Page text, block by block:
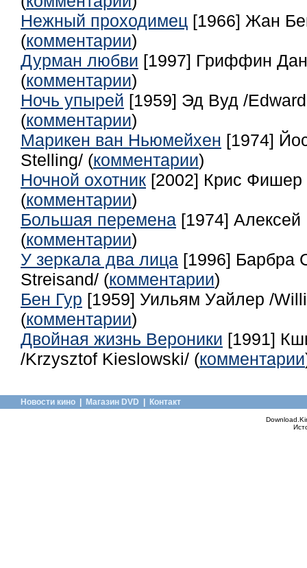
Нежный проходимец [1966] Жан
(комментарии)
Дурман любви [1997] Гриффин
(комментарии)
Ночь упырей [1959] Эд Вуд /
(комментарии)
Марикен ван Ньюмейхен [1974]
Stelling/ (комментарии)
Ночной охотник [2002] Крис Фишер
(комментарии)
Большая перемена [1974] Алексей
(комментарии)
У зеркала два лица [1996] Барбра
Streisand/ (комментарии)
Бен Гур [1959] Уильям Уайлер /
(комментарии)
Двойная жизнь Вероники [1991]
/Krzysztof Kieslowski/ (комментарии
Новости кино Магазин DVD Контакт